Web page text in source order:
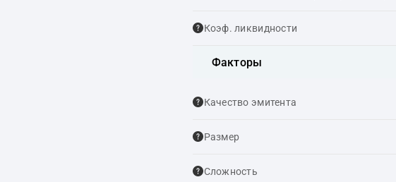
Коэф. ликвидности
Факторы
Качество эмитента
Размер
Сложность